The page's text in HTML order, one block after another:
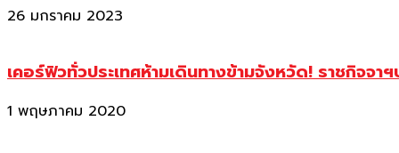
26 มกราคม 2023
เคอร์ฟิวทั่วประเทศห้ามเดินทางข้ามจังหวัด! ราชกิจจา
1 พฤษภาคม 2020